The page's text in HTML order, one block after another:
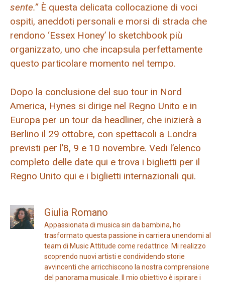
sente.”È questa delicata collocazione di voci
ospiti, aneddoti personali e morsi di strada che
rendono ‘Essex Honey’ lo sketchbook più
organizzato, uno che incapsula perfettamente
questo particolare momento nel tempo.
Dopo la conclusione del suo tour in Nord
America, Hynes si dirige nel Regno Unito e in
Europa per un tour da headliner, che inizierà a
Berlino il 29 ottobre, con spettacoli a Londra
previsti per l’8, 9 e 10 novembre. Vedi l’elenco
completo delle date qui e trova i biglietti per il
Regno Unito qui e i biglietti internazionali qui.
Giulia Romano
Appassionata di musica sin da bambina, ho
trasformato questa passione in carriera unendomi al
team di Music Attitude come redattrice. Mi realizzo
scoprendo nuovi artisti e condividendo storie
avvincenti che arricchiscono la nostra comprensione
del panorama musicale. Il mio obiettivo è ispirare i